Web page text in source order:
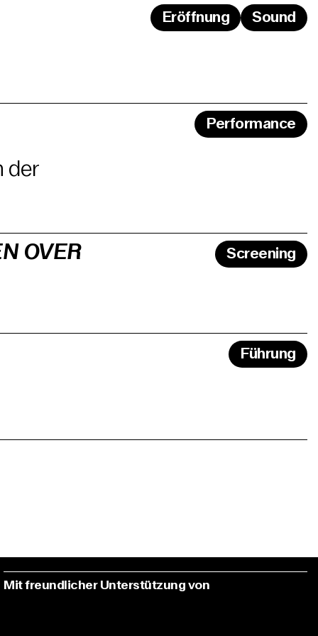
Eröffnung Sound
der
Performance
OVER
Screening
Führung
Mit freundlicher Unterstützung von